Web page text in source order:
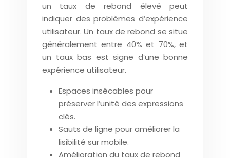
un taux de rebond élevé peut
indiquer des problèmes d’expérience
utilisateur. Un taux de rebond se situe
généralement entre 40% et 70%, et
un taux bas est signe d’une bonne
expérience utilisateur.
Espaces insécables pour
préserver l’unité des expressions
clés.
Sauts de ligne pour améliorer la
lisibilité sur mobile.
Amélioration du taux de rebond